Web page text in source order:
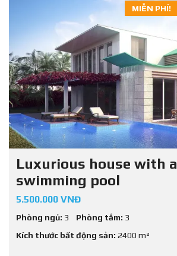
MIỄN PHÍ!
Luxurious house with a
swimming pool
5.500.000 VNĐ
Phòng ngủ: 3 Phòng tắm: 3
Kích thước bất động sản: 2400 m²